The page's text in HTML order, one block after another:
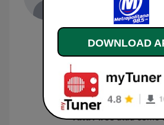
trotes telefônicos e
debates sobre temas
atuação é
constante com os
suporte à criação de
plataformas digitais da
Tutu Pires
Tutu Piresatua como
DOWNLOAD